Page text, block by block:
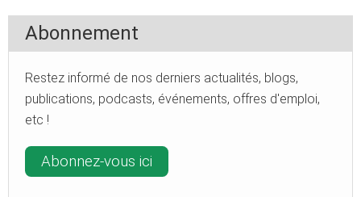
Abonnement
Restez informé de nos derniers actualités, blogs,
publications, podcasts, événements, offres d'emploi,
etc !
Abonnez-vous ici